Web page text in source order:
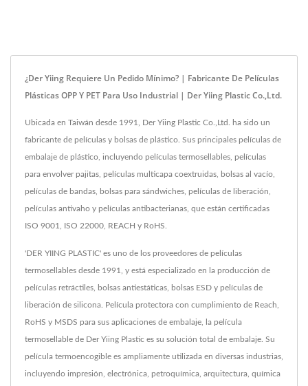
¿Der Yiing Requiere Un Pedido Mínimo? | Fabricante De Películas
Plásticas OPP Y PET Para Uso Industrial | Der Yiing Plastic Co.,Ltd.
Ubicada en Taiwán desde 1991, Der Yiing Plastic Co.,Ltd. ha sido un
fabricante de películas y bolsas de plástico. Sus principales películas de
embalaje de plástico, incluyendo películas termosellables, películas
para envolver pajitas, películas multicapa coextruidas, bolsas al vacío,
películas de bandas, bolsas para sándwiches, películas de liberación,
películas antivaho y películas antibacterianas, que están certificadas
ISO 9001, ISO 22000, REACH y RoHS.
'DER YIING PLASTIC' es uno de los proveedores de películas
termosellables desde 1991, y está especializado en la producción de
películas retráctiles, bolsas antiestáticas, bolsas ESD y películas de
liberación de silicona. Película protectora con cumplimiento de Reach,
RoHS y MSDS para sus aplicaciones de embalaje, la película
termosellable de Der Yiing Plastic es su solución total de embalaje. Su
película termoencogible es ampliamente utilizada en diversas industrias,
incluyendo impresión, electrónica, petroquímica, arquitectura, química